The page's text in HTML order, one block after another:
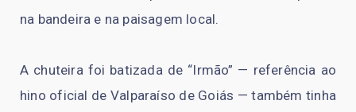
na bandeira e na paisagem local.
A chuteira foi batizada de “Irmão” — referência ao
hino oficial de Valparaíso de Goiás — também tinha